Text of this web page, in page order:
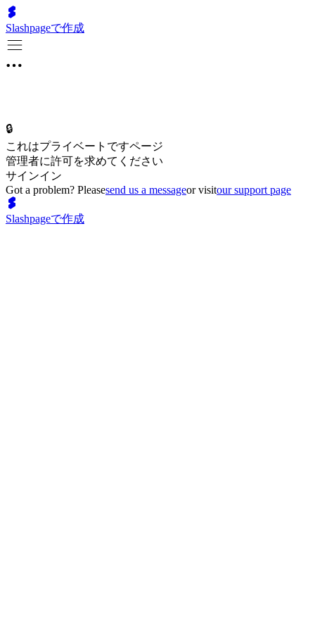
Slashpageで作成
🔒
これはプライベートですページ
管理者に許可を求めてください
サインイン
Got a problem? Pleasesend us a messageor visitour support page
Slashpageで作成